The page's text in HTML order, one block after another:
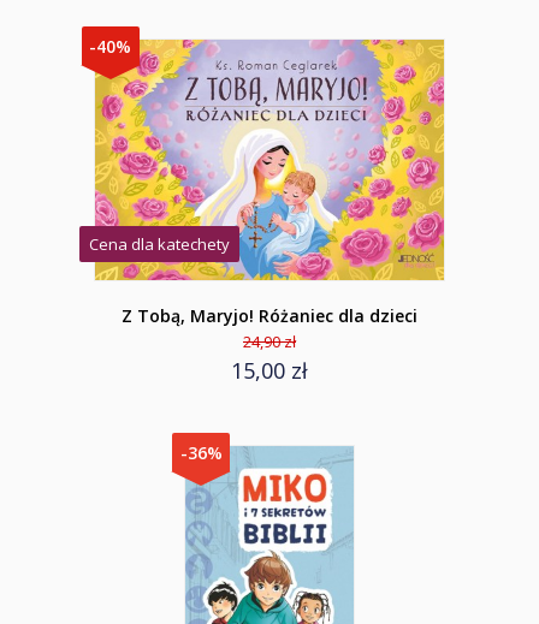
-40%
Cena dla katechety
Z Tobą, Maryjo! Różaniec dla dzieci
24,90 zł
15,00 zł
-36%